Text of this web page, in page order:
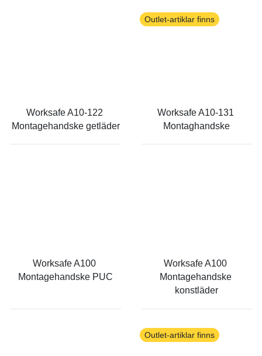
Worksafe A10-122
Montagehandske getläder
Outlet-artiklar finns
Worksafe A10-131
Montaghandske
Worksafe A100
Montagehandske PUC
Worksafe A100
Montagehandske
konstläder
Outlet-artiklar finns